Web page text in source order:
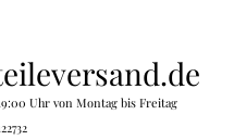
Uhr von Montag bis Freitag